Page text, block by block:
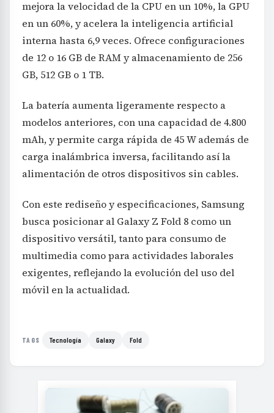
mejora la velocidad de la CPU en un 10%, la GPU
en un 60%, y acelera la inteligencia artificial
interna hasta 6,9 veces. Ofrece configuraciones
de 12 o 16 GB de RAM y almacenamiento de 256
GB, 512 GB o 1 TB.
La batería aumenta ligeramente respecto a
modelos anteriores, con una capacidad de 4.800
mAh, y permite carga rápida de 45 W además de
carga inalámbrica inversa, facilitando así la
alimentación de otros dispositivos sin cables.
Con este rediseño y especificaciones, Samsung
busca posicionar al Galaxy Z Fold 8 como un
dispositivo versátil, tanto para consumo de
multimedia como para actividades laborales
exigentes, reflejando la evolución del uso del
móvil en la actualidad.
TAGS Tecnología Galaxy Fold